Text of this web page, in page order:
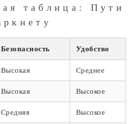
таблица: Пути
Безопасность Удобство
Высокая Среднее
Высокая Высокое
Средняя Высокое